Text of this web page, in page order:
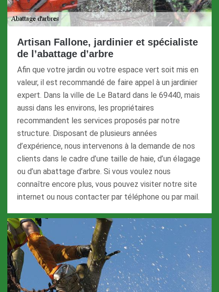
Artisan Fallone, jardinier et spécialiste
de l’abattage d’arbre
Afin que votre jardin ou votre espace vert soit mis en
valeur, il est recommandé de faire appel à un jardinier
expert. Dans la ville de Le Batard dans le 69440, mais
aussi dans les environs, les propriétaires
recommandent les services proposés par notre
structure. Disposant de plusieurs années
d’expérience, nous intervenons à la demande de nos
clients dans le cadre d’une taille de haie, d’un élagage
ou d’un abattage d’arbre. Si vous voulez nous
connaître encore plus, vous pouvez visiter notre site
internet ou nous contacter par téléphone ou par mail.